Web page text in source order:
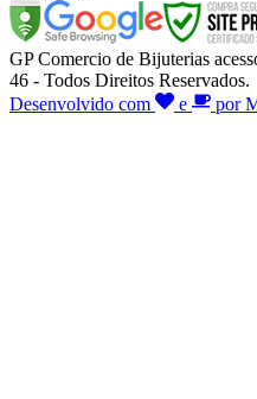
GP Comercio de Bijuterias
46 - Todos Direitos Reservados.
Desenvolvido com
e por